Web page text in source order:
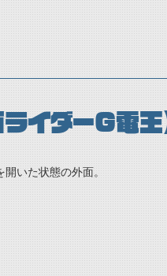
イダーG電王
いた状態の外面。